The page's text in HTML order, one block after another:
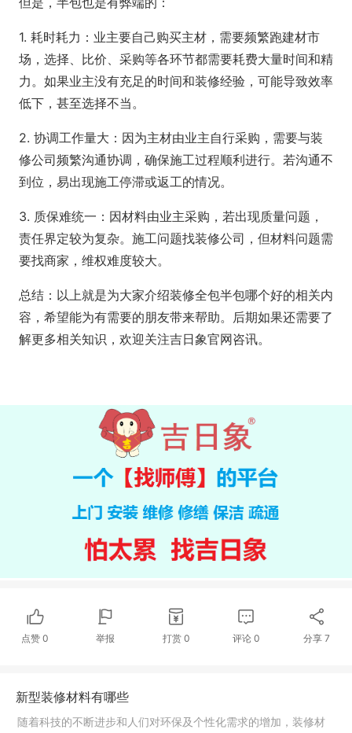
1. 耗时耗力：业主要自己购买主材，需要频繁跑建材市
场，选择、比价、采购等各环节都需要耗费大量时间和精
力。如果业主没有充足的时间和装修经验，可能导致效率
低下，甚至选择不当。
2. 协调工作量大：因为主材由业主自行采购，需要与装
修公司频繁沟通协调，确保施工过程顺利进行。若沟通不
到位，易出现施工停滞或返工的情况。
3. 质保难统一：因材料由业主采购，若出现质量问题，
责任界定较为复杂。施工问题找装修公司，但材料问题需
要找商家，维权难度较大。
总结：以上就是为大家介绍装修全包半包哪个好的相关内
容，希望能为有需要的朋友带来帮助。后期如果还需要了
解更多相关知识，欢迎关注吉日象官网咨讯。
点赞0 举报 打赏 0 评论0 分享7
新型装修材料有哪些
随着科技的不断进步和人们对环保及个性化需求的增加，装修材